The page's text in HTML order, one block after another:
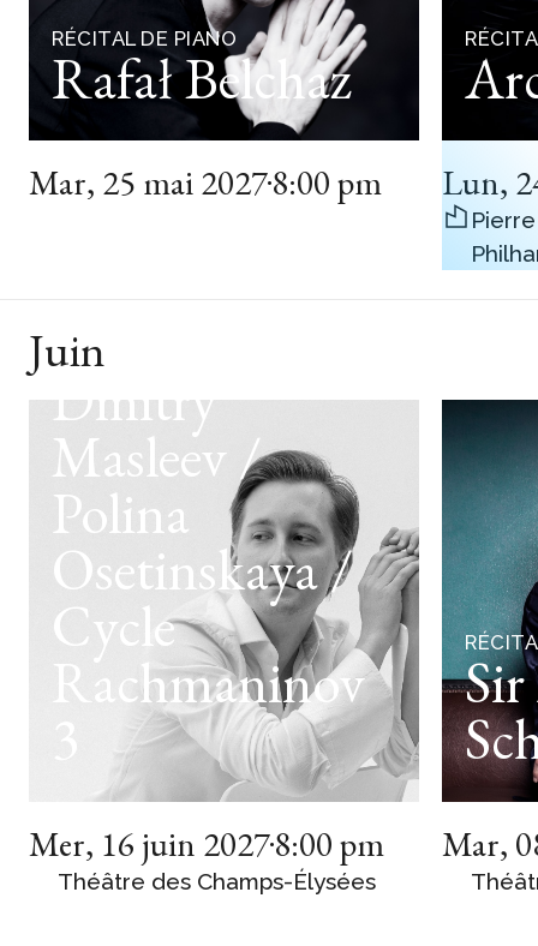
RÉCITAL DE PIANO
Rafał Belchaz
Mar, 25 mai 20278:00 pm Lun,
Juin
RÉCITAL DE PIANO
Dmitry
Masleev /
Polina
Osetinskaya /
Cycle
Rachmaninov
Mer, 16 juin 20278:00 pm
Théâtre des Champs-Élysées
Mar,